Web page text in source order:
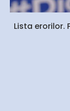
Lista erorilor.